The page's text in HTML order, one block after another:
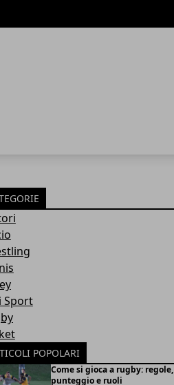
Sport
POPOLARI
Come si gioca a rugby: regole,
punteggio e ruoli